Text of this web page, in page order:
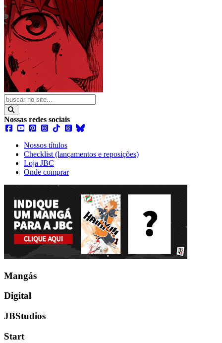
Nossas redes sociais
Nossos títulos
Checklist (lançamentos e reposições)
Loja JBC
Onde comprar
Mangás
Digital
JBStudios
Start